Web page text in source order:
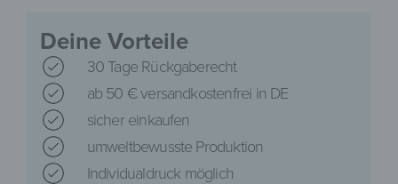
Deine Vorteile
30 Tage Rückgaberecht
ab 50 € versandkostenfrei in DE
sicher einkaufen
umweltbewusste Produktion
Individualdruck möglich